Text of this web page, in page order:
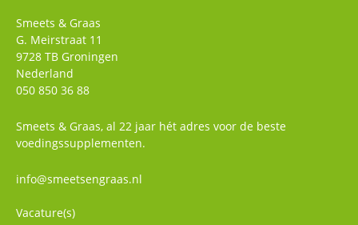
Smeets & Graas
G. Meirstraat 11
9728 TB Groningen
Nederland
050 850 36 88
Smeets & Graas, al 22 jaar hét adres voor de beste
voedingssupplementen.
info@smeetsengraas.nl
Vacature(s)